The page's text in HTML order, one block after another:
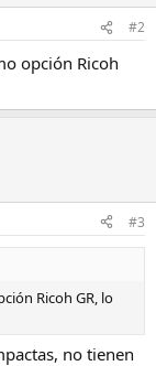
#2
opción Ricoh
#3
Ricoh GR, lo
no tienen